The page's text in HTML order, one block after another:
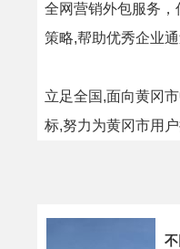
全网营销外包服务
策略,帮助优秀企业
立足全国,面向黄冈
标,努力为黄冈市用